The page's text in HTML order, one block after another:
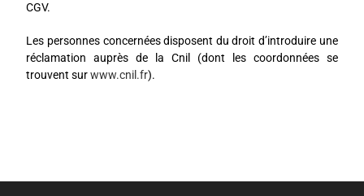
CGV.
Les personnes concernées disposent du droit d’introduire une
réclamation auprès de la Cnil (dont les coordonnées se
trouvent surwww.cnil.fr).